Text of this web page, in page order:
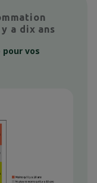
a dix ans
vos